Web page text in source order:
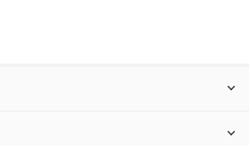
какого-нибудь
как известно, мало не